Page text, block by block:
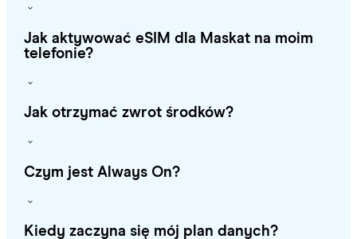
Jak aktywować eSIM dla Maskat na moim
telefonie?
Jak otrzymać zwrot środków?
Czym jest Always On?
Kiedy zaczyna się mój plan danych?